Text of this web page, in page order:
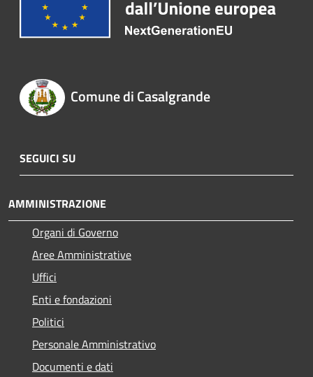
Comune di Casalgrande
SEGUICI SU
AMMINISTRAZIONE
Organi di Governo
Aree Amministrative
Uffici
Enti e fondazioni
Politici
Personale Amministrativo
Documenti e dati